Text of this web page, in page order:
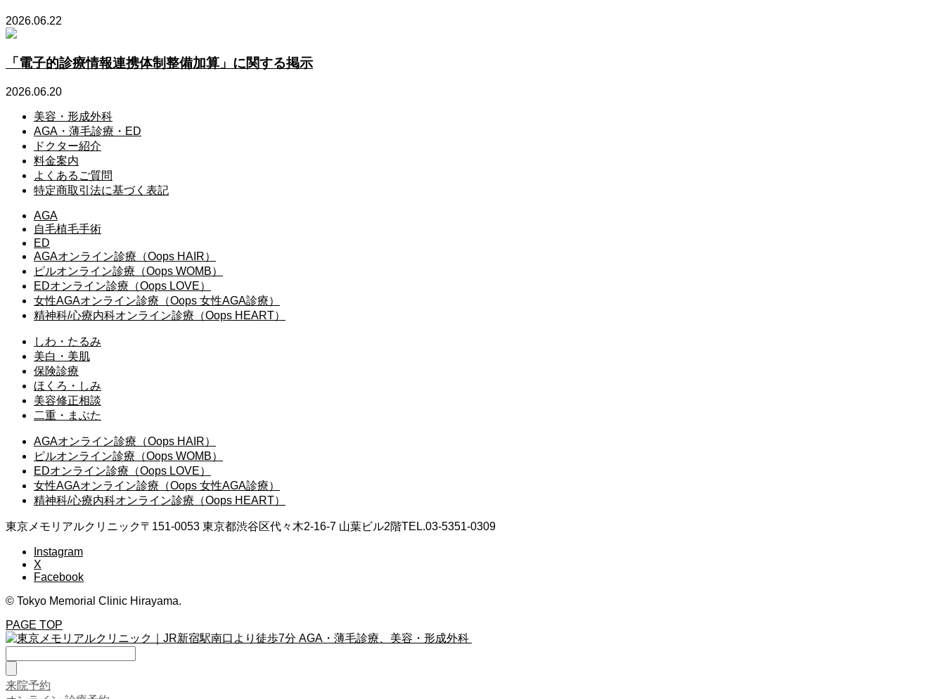
2026.06.22
「電子的診療情報連携体制整備加算」に関する掲示
2026.06.20
美容・形成外科
AGA・薄毛診療・ED
ドクター紹介
料金案内
よくあるご質問
特定商取引法に基づく表記
AGA
自毛植毛手術
ED
AGAオンライン診療（Oops HAIR）
ピルオンライン診療（Oops WOMB）
EDオンライン診療（Oops LOVE）
女性AGAオンライン診療（Oops 女性AGA診療）
精神科/心療内科オンライン診療（Oops HEART）
しわ・たるみ
美白・美肌
保険診療
ほくろ・しみ
美容修正相談
二重・まぶた
AGAオンライン診療（Oops HAIR）
ピルオンライン診療（Oops WOMB）
EDオンライン診療（Oops LOVE）
女性AGAオンライン診療（Oops 女性AGA診療）
精神科/心療内科オンライン診療（Oops HEART）
東京メモリアルクリニック〒151-0053 東京都渋谷区代々木2-16-7 山葉ビル2階TEL.03-5351-0309
Instagram
X
Facebook
© Tokyo Memorial Clinic Hirayama.
PAGE TOP
来院予約